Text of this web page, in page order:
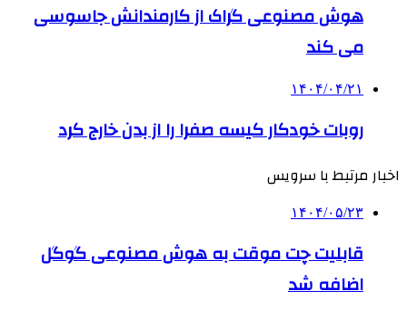
هوش مصنوعی گراک از کارمندانش جاسوسی
می کند
۱۴۰۴/۰۴/۲۱
روبات خودکار کیسه صفرا را از بدن خارج کرد
اخبار مرتبط با سرویس
۱۴۰۴/۰۵/۲۳
قابلیت چت موقت به هوش مصنوعی گوگل
اضافه شد